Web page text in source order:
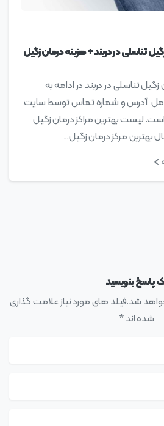
تناسلی در دربند + هزینه درمان زگیل
تناسلی در دربند در ادامه به
آدرس و شماره تماس توسط سایت
لیست بهترین مراکز درمان زگیل
بهترین مرکز درمان زگیل...
پاسخ بنویسید
شد.فیلد های مورد نیاز علامت گذاری
شده اند *